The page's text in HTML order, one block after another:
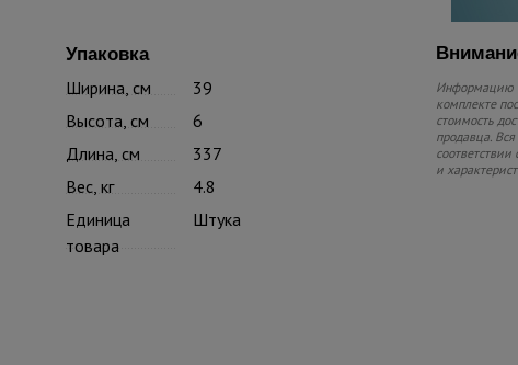
Упаковка
Ширина, см
39
Высота, см
6
Длина, см
337
Вес, кг
4.8
Единица
товара
Штука
Информацию
комплекте
стоимость
продавца.
и